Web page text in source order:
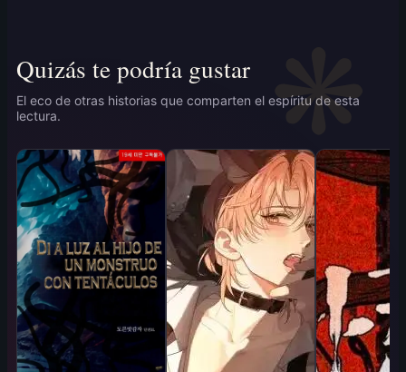
Quizás te podría gustar
El eco de otras historias que comparten el espíritu de esta
lectura.